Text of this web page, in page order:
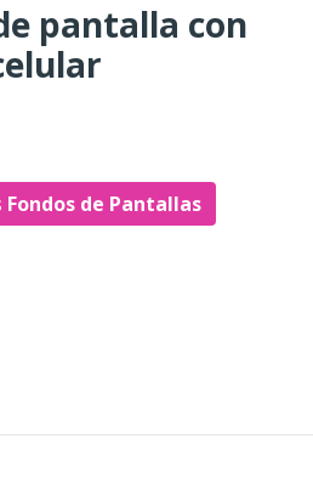
pantalla con
Fondos de Pantallas